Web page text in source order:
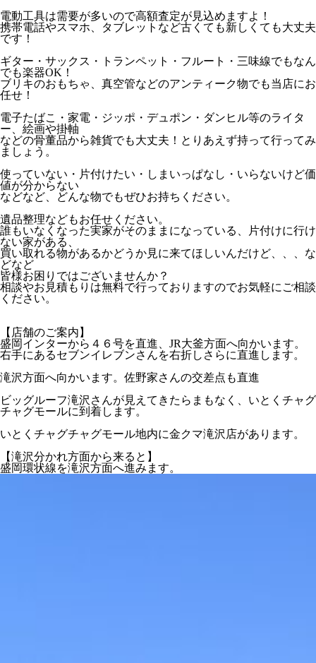
電動工具は需要が多いので高額査定が見込めますよ！
携帯電話やスマホ、タブレットなど古くても新しくても大丈夫
です！
ギター・サックス・トランペット・フルート・三味線でもなん
でも楽器OK！
ブリキのおもちゃ、真空管などのアンティーク物でも当店にお
任せ！
電子たばこ・家電・ジッポ・デュポン・ダンヒル等のライタ
ー、絵画や掛軸
などの骨董品から雑貨でも大丈夫！とりあえず持って行ってみ
ましょう。
使っていない・片付けたい・しまいっぱなし・いらないけど価
値が分からない
などなど、どんな物でもぜひお持ちください。
遺品整理などもお任せください。
誰もいなくなった実家がそのままになっている、片付けに行け
ない家がある、
買い取れる物があるかどうか見に来てほしいんだけど、、、な
どなど
皆様お困りではございませんか？
相談やお見積もりは無料で行っておりますのでお気軽にご相談
ください。
【店舗のご案内】
盛岡インターから４６号を直進、JR大釜方面へ向かいます。
右手にあるセブンイレブンさんを右折しさらに直進します。
滝沢方面へ向かいます。佐野家さんの交差点も直進
ビッグルーフ滝沢さんが見えてきたらまもなく、いとくチャグ
チャグモールに到着します。
いとくチャグチャグモール地内に金クマ滝沢店があります。
【滝沢分かれ方面から来ると】
盛岡環状線を滝沢方面へ進みます。